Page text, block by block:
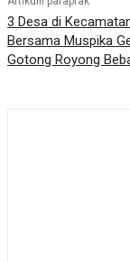
3 Desa di
Bersama Muspika
Gotong Royong